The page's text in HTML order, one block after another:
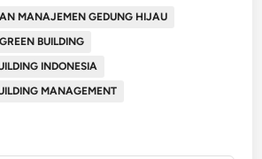
MANAJEMEN GEDUNG HIJAU
BUILDING
INDONESIA
MANAGEMENT